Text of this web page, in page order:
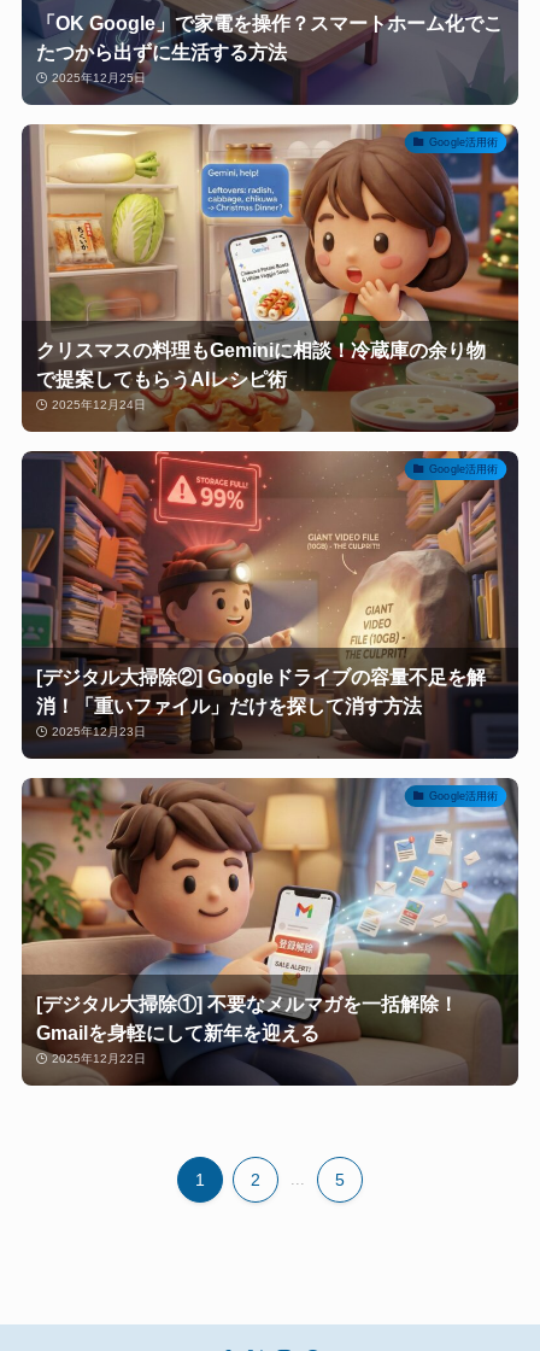
「OK Google」で家電を操作？スマートホーム化でこ
たつから出ずに生活する方法
2025年12月25日
Google活用術
クリスマスの料理もGeminiに相談！冷蔵庫の余り物
で提案してもらうAIレシピ術
2025年12月24日
Google活用術
[デジタル大掃除②] Googleドライブの容量不足を解
消！「重いファイル」だけを探して消す方法
2025年12月23日
Google活用術
[デジタル大掃除①] 不要なメルマガを一括解除！
Gmailを身軽にして新年を迎える
2025年12月22日
1 2 5